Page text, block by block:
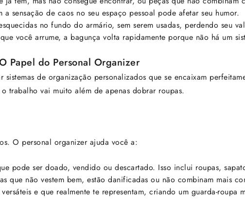
sensação de caos no seu espaço pessoal pode afetar seu humor.
no fundo do armário, sem serem usadas, perdendo seu
você arrume, a bagunça volta rapidamente porque não há um
Papel do Personal Organizer
sistemas de organização personalizados que se encaixam
trabalho vai muito além de apenas dobrar roupas.
O personal organizer ajuda você a:
pode ser doado, vendido ou descartado. Isso inclui roupas,
que não vestem bem, estão danificadas ou não combinam mais
e que realmente te representam, criando um guarda-roupa